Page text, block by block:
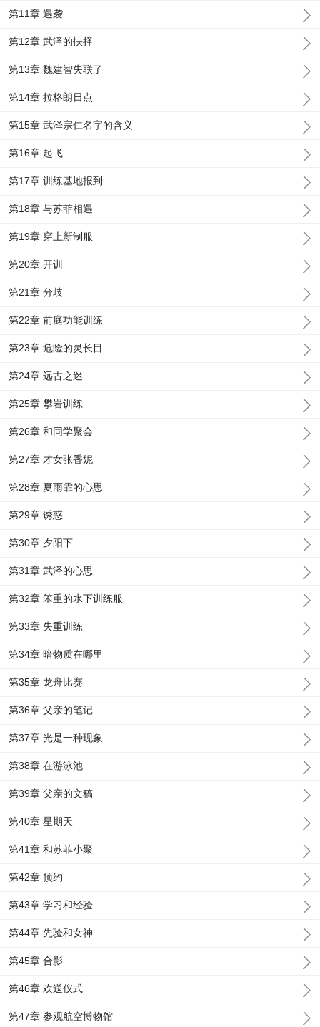
第11章 遇袭
第12章 武泽的抉择
第13章 魏建智失联了
第14章 拉格朗日点
第15章 武泽宗仁名字的含义
第16章 起飞
第17章 训练基地报到
第18章 与苏菲相遇
第19章 穿上新制服
第20章 开训
第21章 分歧
第22章 前庭功能训练
第23章 危险的灵长目
第24章 远古之迷
第25章 攀岩训练
第26章 和同学聚会
第27章 才女张香妮
第28章 夏雨霏的心思
第29章 诱惑
第30章 夕阳下
第31章 武泽的心思
第32章 笨重的水下训练服
第33章 失重训练
第34章 暗物质在哪里
第35章 龙舟比赛
第36章 父亲的笔记
第37章 光是一种现象
第38章 在游泳池
第39章 父亲的文稿
第40章 星期天
第41章 和苏菲小聚
第42章 预约
第43章 学习和经验
第44章 先验和女神
第45章 合影
第46章 欢送仪式
第47章 参观航空博物馆